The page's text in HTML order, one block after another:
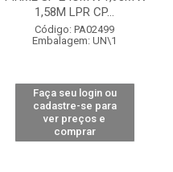
1,58M LPR CP...
Código: PA02499
Embalagem: UN\1
Faça seu login ou
cadastre-se para
ver preços e
comprar